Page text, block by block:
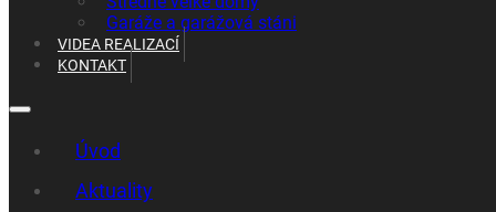
Garáže a garážová stáni
VIDEA REALIZACÍ
KONTAKT
Úvod
Aktuality